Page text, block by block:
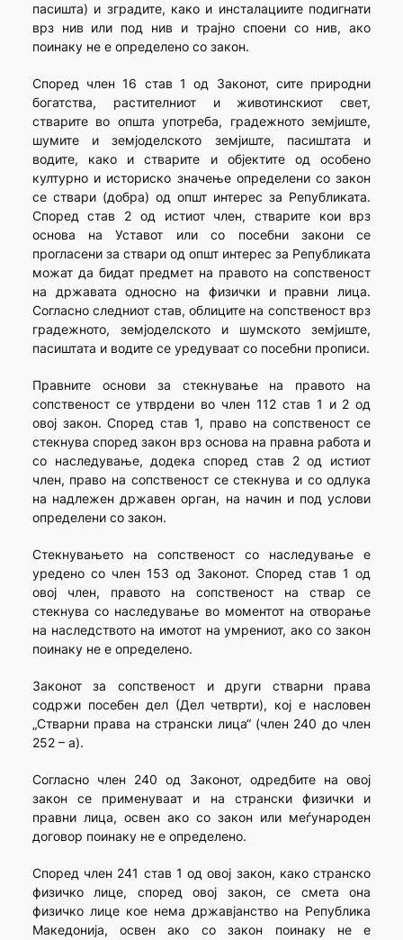
пасишта) и зградите, како и инсталациите подигнати
врз нив или под нив и трајно споени со нив, ако
поинаку не е определено со закон.
Според член 16 став 1 од Законот, сите природни
богатства, растителниот и животинскиот свет,
стварите во општа употреба, градежното земјиште,
шумите и земјоделското земјиште, пасиштата и
водите, како и стварите и објектите од особено
културно и историско значење определени со закон
се ствари (добра) од општ интерес за Републиката.
Според став 2 од истиот член, стварите кои врз
основа на Уставот или со посебни закони се
прогласени за ствари од општ интерес за Републиката
можат да бидат предмет на правото на сопственост
на државата односно на физички и правни лица.
Согласно следниот став, облиците на сопственост врз
градежното, земјоделското и шумското земјиште,
пасиштата и водите се уредуваат со посебни прописи.
Правните основи за стекнување на правото на
сопственост се утврдени во член 112 став 1 и 2 од
овој закон. Според став 1, право на сопственост се
стекнува според закон врз основа на правна работа и
со наследување, додека според став 2 од истиот
член, право на сопственост се стекнува и со одлука
на надлежен државен орган, на начин и под услови
определени со закон.
Стекнувањето на сопственост со наследување е
уредено со член 153 од Законот. Според став 1 од
овој член, правото на сопственост на ствар се
стекнува со наследување во моментот на отворање
на наследството на имотот на умрениот, ако со закон
поинаку не е определено.
Законот за сопственост и други стварни права
содржи посебен дел (Дел четврти), кој е насловен
„Стварни права на странски лица“ (член 240 до член
252 – а).
Согласно член 240 од Законот, одредбите на овој
закон се применуваат и на странски физички и
правни лица, освен ако со закон или меѓународен
договор поинаку не е определено.
Според член 241 став 1 од овој закон, како странско
физичко лице, според овој закон, се смета она
физичко лице кое нема државјанство на Република
Македонија, освен ако со закон поинаку не е